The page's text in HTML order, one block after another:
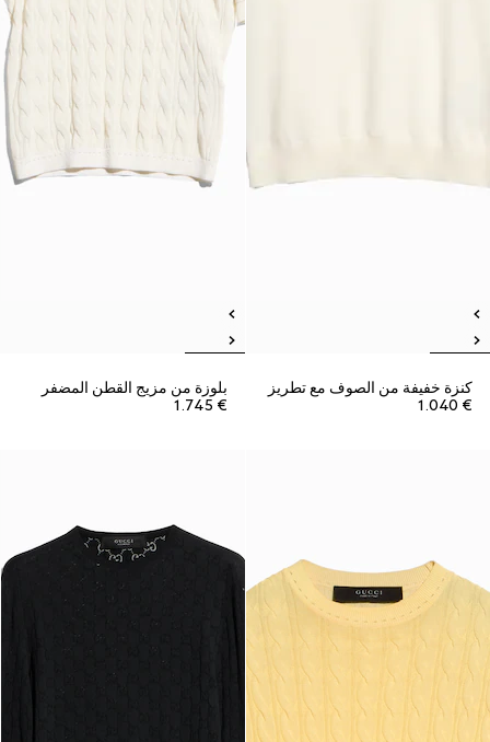
كنزة خفيفة من الصوف مع تطريز
€ 1.040
بلوزة من مزيج القطن المضفر
€ 1.745